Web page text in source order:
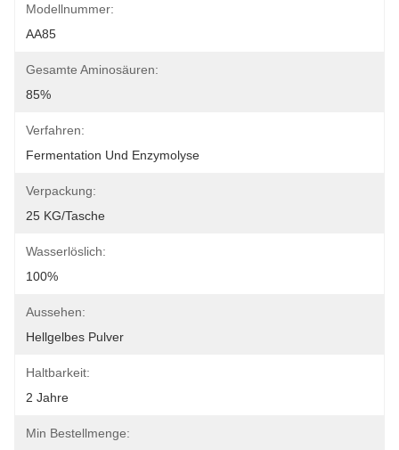
Modellnummer:
AA85
Gesamte Aminosäuren:
85%
Verfahren:
Fermentation Und Enzymolyse
Verpackung:
25 KG/Tasche
Wasserlöslich:
100%
Aussehen:
Hellgelbes Pulver
Haltbarkeit:
2 Jahre
Min Bestellmenge: